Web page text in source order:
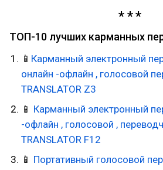
ТОП-10 лучших карманных
📱 Карманный электронный
онлайн -офлайн , голосовой
TRANSLATOR Z3
📱 Карманный электронный
-офлайн , голосовой ,
TRANSLATOR F12
📱 Портативный голосовой